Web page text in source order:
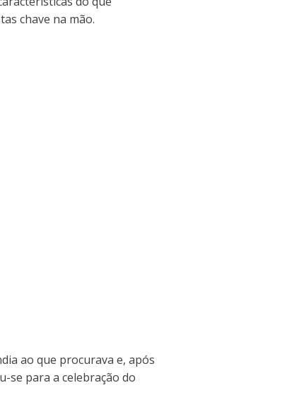
chave na mão.
ao que procurava e, após
se para a celebração do